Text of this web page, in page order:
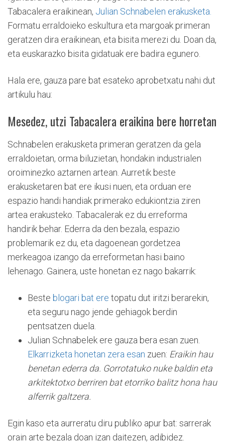
Tabacalera eraikinean, Julian Schnabelen erakusketa.
Formatu erraldoieko eskultura eta margoak primeran
geratzen dira eraikinean, eta bisita merezi du. Doan da,
eta euskarazko bisita gidatuak ere badira egunero.
Hala ere, gauza pare bat esateko aprobetxatu nahi dut
artikulu hau:
Mesedez, utzi Tabacalera eraikina bere horretan
Schnabelen erakusketa primeran geratzen da gela
erraldoietan, orma biluzietan, hondakin industrialen
oroiminezko aztarnen artean. Aurretik beste
erakusketaren bat ere ikusi nuen, eta orduan ere
espazio handi handiak primerako edukiontzia ziren
artea erakusteko. Tabacalerak ez du erreforma
handirik behar. Ederra da den bezala, espazio
problemarik ez du, eta dagoenean gordetzea
merkeagoa izango da erreformetan hasi baino
lehenago. Gainera, uste honetan ez nago bakarrik:
Beste blogari bat ere topatu dut iritzi berarekin,
eta seguru nago jende gehiagok berdin
pentsatzen duela.
Julian Schnabelek ere gauza bera esan zuen.
Elkarrizketa honetan zera esan zuen: Eraikin hau
benetan ederra da. Gorrotatuko nuke baldin eta
arkitektotxo berriren bat etorriko balitz hona hau
alferrik galtzera.
Egin kaso eta aurreratu diru publiko apur bat: sarrerak
orain arte bezala doan izan daitezen, adibidez.